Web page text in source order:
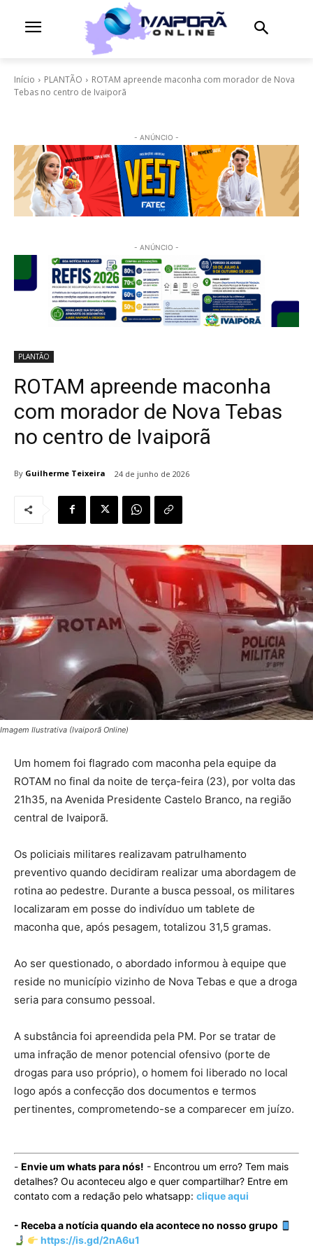
Início PLANTÃO
ROTAM apreende maconha com morador de Nova
Tebas no centro de Ivaiporã
- ANÚNCIO -
- ANÚNCIO -
PLANTÃO
ROTAM apreende maconha
com morador de Nova Tebas
no centro de Ivaiporã
By Guilherme Teixeira 24 de junho de 2026
Imagem Ilustrativa (Ivaiporã Online)
Um homem foi flagrado com maconha pela equipe da
ROTAM no final da noite de terça-feira (23), por volta das
21h35, na Avenida Presidente Castelo Branco, na região
central de Ivaiporã.
Os policiais militares realizavam patrulhamento
preventivo quando decidiram realizar uma abordagem de
rotina ao pedestre. Durante a busca pessoal, os militares
localizaram em posse do indivíduo um tablete de
maconha que, após pesagem, totalizou 31,5 gramas.
Ao ser questionado, o abordado informou à equipe que
reside no município vizinho de Nova Tebas e que a droga
seria para consumo pessoal.
A substância foi apreendida pela PM. Por se tratar de
uma infração de menor potencial ofensivo (porte de
drogas para uso próprio), o homem foi liberado no local
logo após a confecção dos documentos e termos
pertinentes, comprometendo-se a comparecer em juízo.
- Envie um whats para nós! - Encontrou um erro? Tem mais
detalhes? Ou aconteceu algo e quer compartilhar? Entre em
contato com a redação pelo whatsapp: clique aqui
- Receba a notícia quando ela acontece no nosso grupo
https://is.gd/2nA6u1